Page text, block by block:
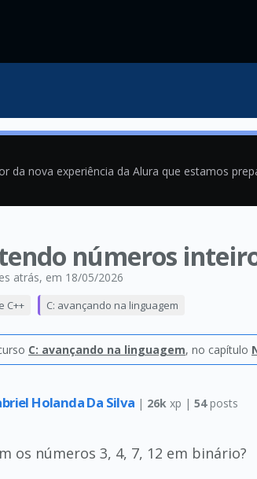
da nova experiência da Alura que estamos
números
atrás, em 18/05/2026
C++ C: avançando na linguagem
C: avançando na linguagem, no capítulo
Holanda Da Silva | 26k xp | 54posts
os números 3, 4, 7, 12 em binário?